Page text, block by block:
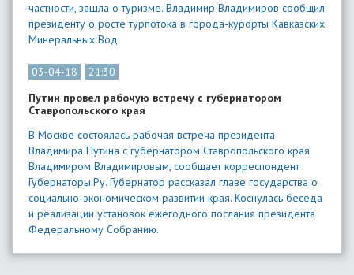
частности, зашла о туризме. Владимир Владимиров сообщил
президенту о росте турпотока в города-курорты Кавказских
Минеральных Вод.
03-04-18
21:30
Путин провел рабочую встречу с губернатором
Ставропольского края
В Москве состоялась рабочая встреча президента
Владимира Путина с губернатором Ставропольского края
Владимиром Владимировым, сообщает корреспондент
Губернаторы.Ру. Губернатор рассказал главе государства о
социально-экономическом развитии края. Коснулась беседа
и реализации установок ежегодного послания президента
Федеральному Собранию.